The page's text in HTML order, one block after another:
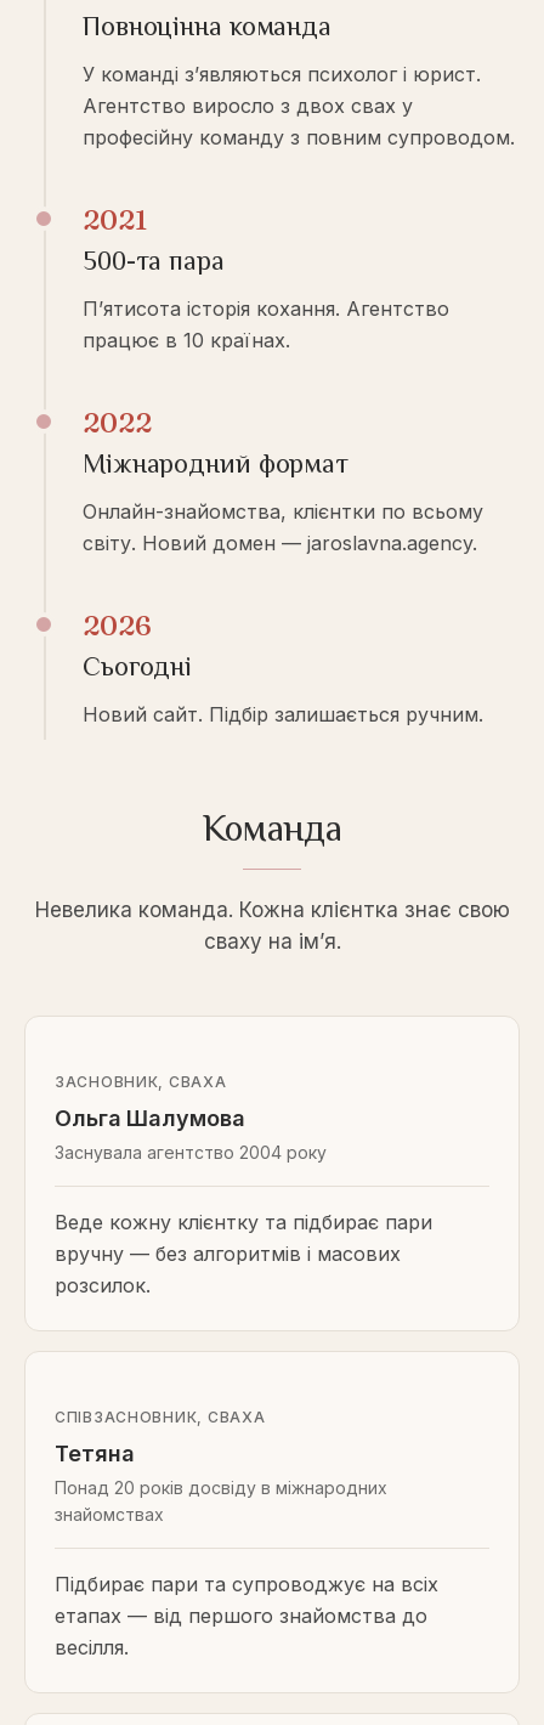
Повноцінна команда
У команді з’являються психолог і юрист.
Агентство виросло з двох свах у
професійну команду з повним супроводом.
2021
500-та пара
П’ятисота історія кохання. Агентство
працює в 10 країнах.
2022
Міжнародний формат
Онлайн-знайомства, клієнтки по всьому
світу. Новий домен — jaroslavna.agency.
2026
Сьогодні
Новий сайт. Підбір залишається ручним.
Команда
Невелика команда. Кожна клієнтка знає свою
сваху на ім’я.
ЗАСНОВНИК, СВАХА
Ольга Шалумова
Заснувала агентство 2004 року
Веде кожну клієнтку та підбирає пари
вручну — без алгоритмів і масових
розсилок.
СПІВЗАСНОВНИК, СВАХА
Тетяна
Понад 20 років досвіду в міжнародних
знайомствах
Підбирає пари та супроводжує на всіх
етапах — від першого знайомства до
весілля.